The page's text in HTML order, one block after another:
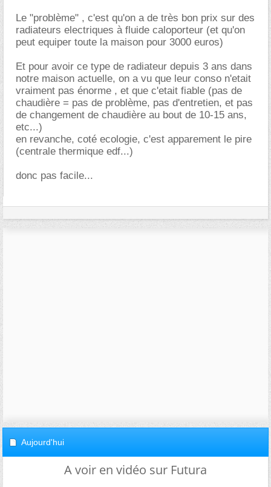
Le "problème" , c'est qu'on a de très bon prix sur des
radiateurs electriques à fluide caloporteur (et qu'on
peut equiper toute la maison pour 3000 euros)
Et pour avoir ce type de radiateur depuis 3 ans dans
notre maison actuelle, on a vu que leur conso n'etait
vraiment pas énorme , et que c'etait fiable (pas de
chaudière = pas de problème, pas d'entretien, et pas
de changement de chaudière au bout de 10-15 ans,
etc...)
en revanche, coté ecologie, c'est apparement le pire
(centrale thermique edf...)
donc pas facile...
Aujourd'hui
A voir en vidéo sur Futura